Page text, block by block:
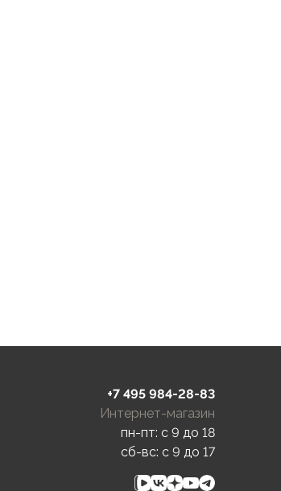
+7 495 984-28-83
Интернет-магазин
пн-пт: c 9 до 18
сб-вс: c 9 до 17